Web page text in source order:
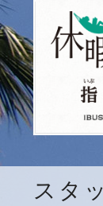
スタ